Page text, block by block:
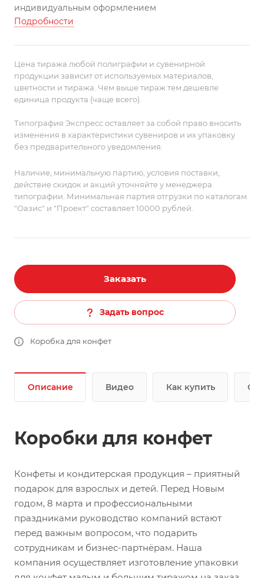
индивидуальным оформлением
Подробности
Цена тиража любой полиграфии и сувенирной
продукции зависит от используемых материалов,
цветности и тиража. Чем выше тираж тем дешевле
единица продукта (чаще всего).
Типография Экспресс оставляет за собой право вносить
изменения в характеристики сувениров и их упаковку
без предварительного уведомления.
Наличие, минимальную партию, условия поставки,
действие скидок и акций уточняйте у менеджера
типографии. Минимальная партия отгрузки по каталогам
"Оазис" и "Проект" составляет 10000 рублей.
Заказать
Задать вопрос
Коробка для конфет
Описание Видео Как купить
Коробки для конфет
Конфеты и кондитерская продукция – приятный
подарок для взрослых и детей. Перед Новым
годом, 8 марта и профессиональными
праздниками руководство компаний встают
перед важным вопросом, что подарить
сотрудникам и бизнес-партнёрам. Наша
компания осуществляет изготовление упаковки